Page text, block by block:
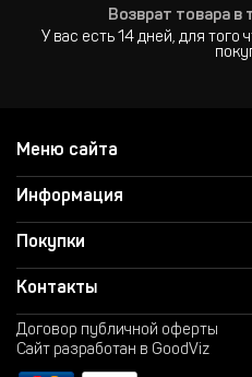
Возврат товара
У вас есть 14 дней, для того
Меню сайта
Информация
Покупки
Контакты
Договор публичной оферты
Сайт разработан в GoodViz